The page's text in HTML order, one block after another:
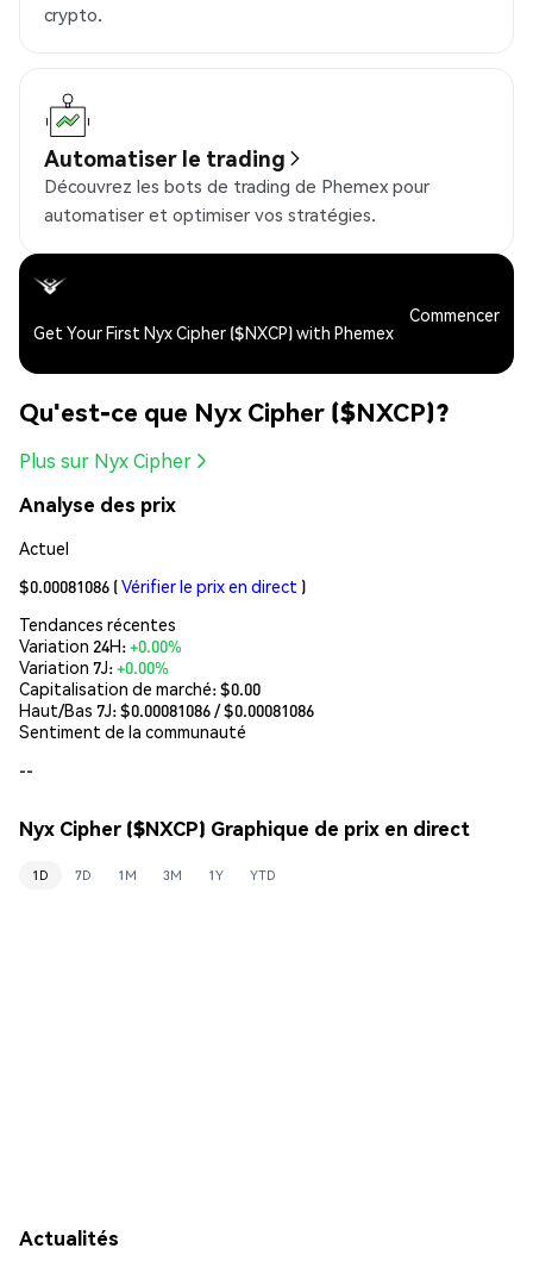
crypto.
Automatiser le trading
Découvrez les bots de trading de Phemex pour
automatiser et optimiser vos stratégies.
Get Your First Nyx Cipher ($NXCP) with Phemex
Commencer
Qu'est-ce que Nyx Cipher ($NXCP)?
Plus sur Nyx Cipher
Analyse des prix
Actuel
$0.00081086 (Vérifier le prix en direct )
Tendances récentes
Variation 24H:+0.00%
Variation 7J:+0.00%
Capitalisation de marché:$0.00
Haut/Bas 7J: $0.00081086/ $0.00081086
Sentiment de la communauté
--
Nyx Cipher ($NXCP) Graphique de prix en direct
1D 7D 1M 3M 1Y YTD
Actualités